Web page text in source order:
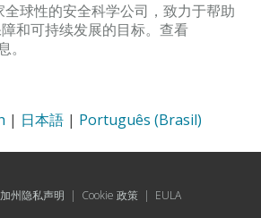
球性的安全科学公司，致力于帮助
和可持续发展的目标。查看
| 日本語 | Português (Brasil)
加州隐私声明 | Cookie 政策| EULA